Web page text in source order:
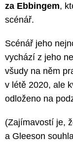
za Ebbingem,
scénář.
Scénář jeho
vychází z jeho
všudy na něm
v létě 2020, ale
odloženo na
(Zajímavostí je,
a Gleeson